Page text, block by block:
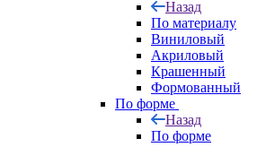
Назад
По материалу
Виниловый
Акриловый
Крашенный
Формованный
По форме
Назад
По форме